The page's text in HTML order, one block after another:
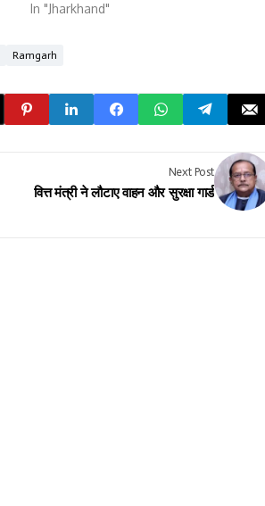
In "Jharkhand"
Ramgarh
Next Post
वित्त मंत्री ने लौटाए वाहन और सुरक्षा गार्ड